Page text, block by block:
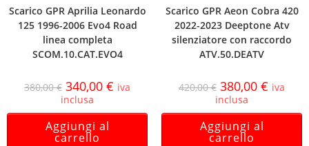
Scarico GPR Aprilia Leonardo
125 1996-2006 Evo4 Road
linea completa
SCOM.10.CAT.EVO4
380,00€ 340,00 € iva
inclusa
Aggiungi al
carrello
Scarico GPR Aeon Cobra 420
2022-2023 Deeptone Atv
silenziatore con raccordo
ATV.50.DEATV
420,00€ 380,00 € iva
inclusa
Aggiungi al
carrello